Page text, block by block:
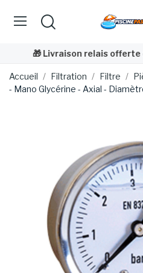
🎁 Livraison relais offerte
Accueil Filtration Filtre
- Mano Glycérine - Axial -